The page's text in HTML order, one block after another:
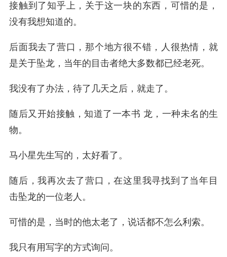
接触到了知乎上，关于这一块的东西，可惜的是，
没有我想知道的。
后面我去了营口，那个地方很不错，人很热情，就
是关于坠龙，当年的目击者绝大多数都已经老死。
我没有了办法，待了几天之后，就走了。
随后又开始接触，知道了一本书 龙，一种未名的生
物。
马小星先生写的，太好看了。
随后，我再次去了营口，在这里我寻找到了当年目
击坠龙的一位老人。
可惜的是，当时的他太老了，说话都不怎么利索。
我只有用写字的方式询问。